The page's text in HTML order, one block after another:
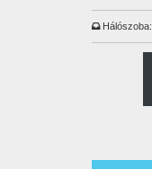
Hálószoba: